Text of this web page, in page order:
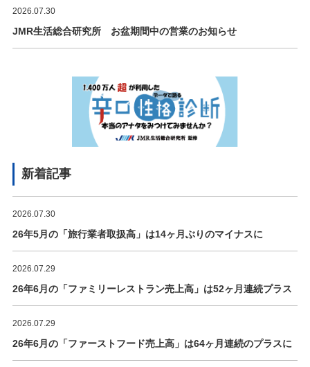
2026.07.30
JMR生活総合研究所 お盆期間中の営業のお知らせ
新着記事
2026.07.30
26年5月の「旅行業者取扱高」は14ヶ月ぶりのマイナスに
2026.07.29
26年6月の「ファミリーレストラン売上高」は52ヶ月連続プラス
2026.07.29
26年6月の「ファーストフード売上高」は64ヶ月連続のプラスに